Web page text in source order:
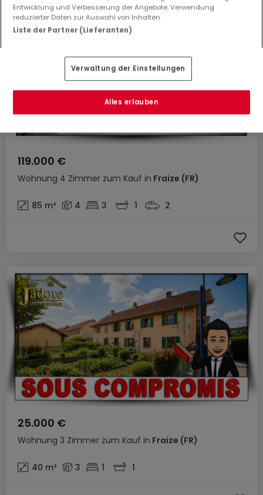
Wohnung 4 Zimmer zum Kauf in Fraize (FR)
119.000 €
85 m² 4 3 1 2
Wohnung 3 Zimmer zum Kauf in Fraize (FR)
25.000 €
40 m² 3 1 1
Entwicklung und Verbesserung der Angebote. Verwendung
reduzierter Daten zur Auswahl von Inhalten.
Liste der Partner (Lieferanten)
Verwaltung der Einstellungen
Alles erlauben